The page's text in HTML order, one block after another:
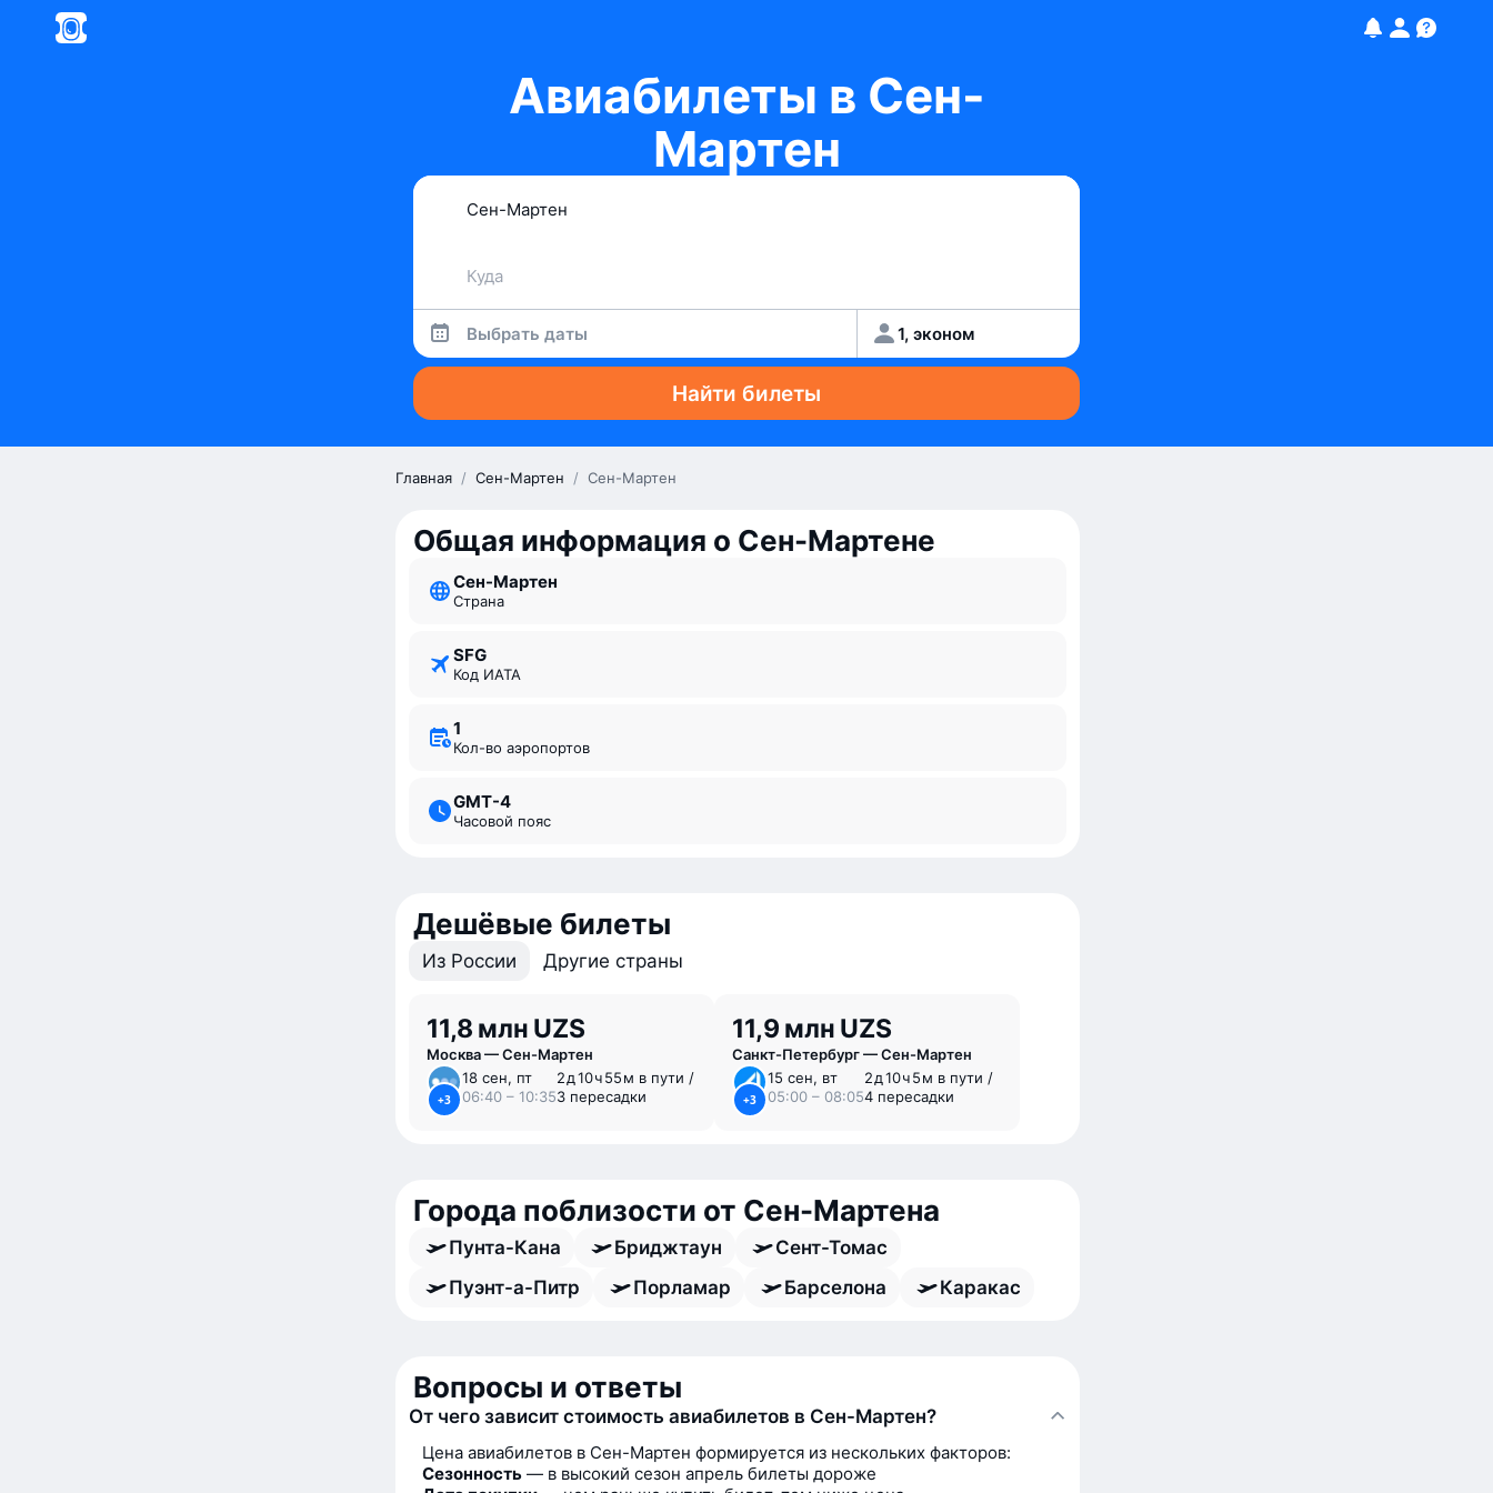
Авиабилеты в Сен-
Мартен
Выбрать даты 1, эконом
Найти билеты
Главная / Сен-Мартен / Сен-Мартен
Общая информация о Сен-Мартене
Сен-Мартен
Страна
SFG
Код ИАТА
1
Кол-во аэропортов
GMT-4
Часовой пояс
Дешёвые билеты
Из России Другие страны
11,8 млн UZS
Москва — Сен-Мартен
+3
18 сен, пт
06:40 – 10:35
2 ⁠д 10 ⁠ч 55 ⁠м в пути /
3 пересадки
11,9 млн UZS
Санкт-Петербург — Сен-Мартен
+3
15 сен, вт
05:00 – 08:05
2 ⁠д 10 ⁠ч 5 ⁠м в пути /
4 пересадки
Города поблизости от Сен-Мартена
Пунта-Кана Бриджтаун
Сент-Томас
Пуэнт-а-Питр
Порламар Барселона Каракас
Вопросы и ответы
От чего зависит стоимость авиабилетов в Сен-Мартен?
Цена авиабилетов в Сен-Мартен формируется из нескольких факторов:
Сезонность — в высокий сезон апрель билеты дороже